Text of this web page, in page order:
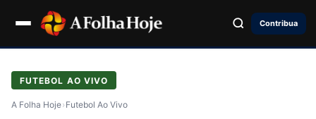
Contribua
FUTEBOL AO VIVO
A Folha Hoje› Futebol Ao Vivo